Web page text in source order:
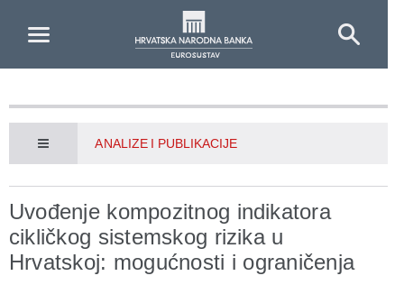
ANALIZE I PUBLIKACIJE
Uvođenje kompozitnog indikatora
cikličkog sistemskog rizika u
Hrvatskoj: mogućnosti i ograničenja